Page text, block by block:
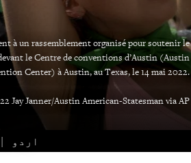
à un rassemblement organisé pour soutenir le
le Centre de conventions d’Austin (Austin
Center) à Austin, au Texas, le 14 mai 2022.
Jay Janner/Austin American-Statesman via AP
اردو